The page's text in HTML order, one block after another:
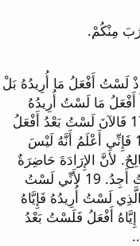
لَسْتُ أَفْعَلُ مَا أُرِيدُهُ بَلْ
16 فَإِنْ كُنْتُ أَفْعَلُ مَا لَسْتُ أُرِيدُهُ
فَإِنِّي أُصَادِقُ النَّامُوسَ أَنَّهُ حَسَنٌ. 17 فَالآنَ لَسْتُ بَعْدُ أَفْعَلُ
ذَلِكَ أَنَا بَلِ الْخَطِيَّةُ السَّاكِنَةُ فِيَّ. 18 فَإِنِّي أَعْلَمُ أَنَّهُ لَيْسَ
الإِرَادَةَ حَاضِرَةٌ
عِنْدِي وَأَمَّا أَنْ أَفْعَلَ الْحُسْنَى فَلَسْتُ أَجِدُ. 19 لأَنِّي لَسْتُ
لَسْتُ أُرِيدُهُ فَإِيَّاهُ
إِيَّاهُ أَفْعَلُ فَلَسْتُ بَعْدُ